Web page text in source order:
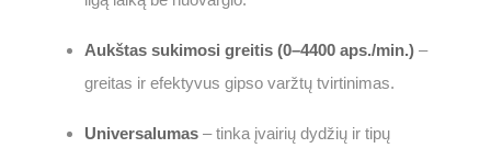
Aukštas sukimosi greitis (0–4400 aps./min.) –
greitas ir efektyvus gipso varžtų tvirtinimas.
Universalumas – tinka įvairių dydžių ir tipų